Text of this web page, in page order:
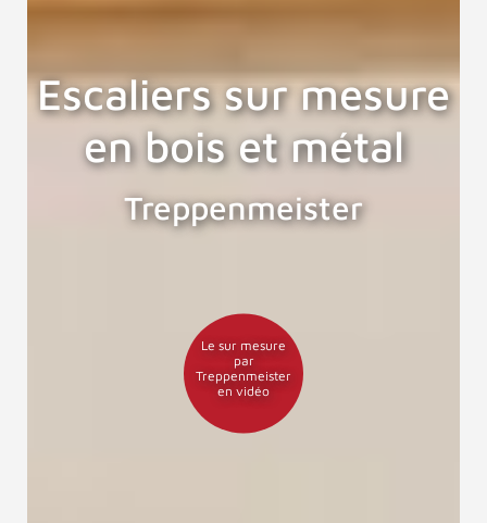
Escaliers sur mesure
en bois et métal
Treppenmeister
Le sur mesure
par
Treppenmeister
en vidéo